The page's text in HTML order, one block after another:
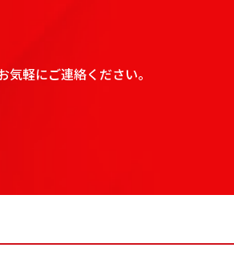
軽にご連絡ください。